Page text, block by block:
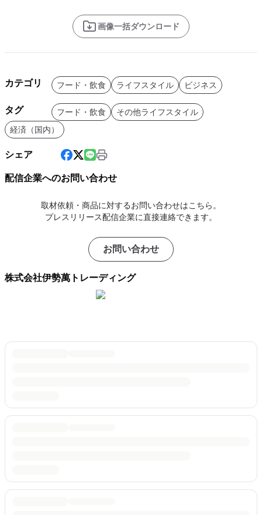
画像一括ダウンロード
カテゴリ フード・飲食 ライフスタイル ビジネス
タグ フード・飲食
その他ライフスタイル
経済（国内）
シェア
配信企業へのお問い合わせ
取材依頼・商品に対するお問い合わせはこちら。
プレスリリース配信企業に直接連絡できます。
お問い合わせ
株式会社伊勢萬トレーディング